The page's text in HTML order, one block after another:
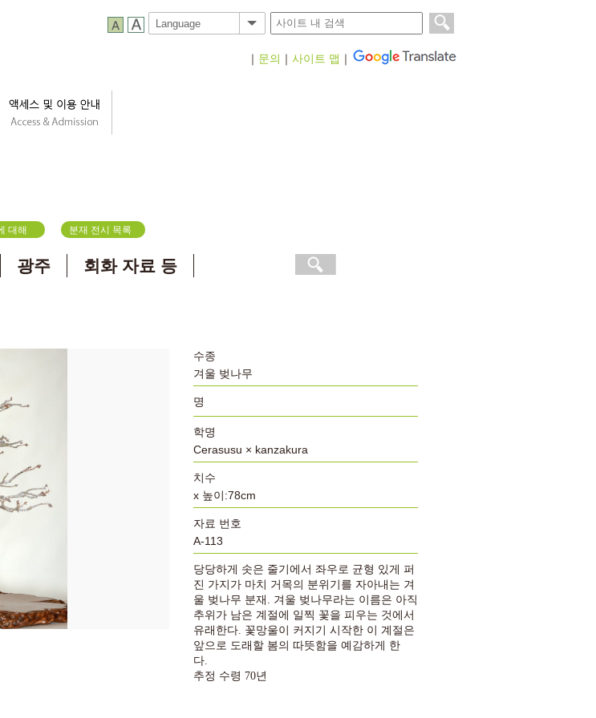
｜ 문의 ｜ 사이트 맵 ｜
대해 분재 전시 목록
광주
회화 자료 등
수종
겨울 벚나무
명
학명
Cerasusu × kanzakura
치수
x 높이:78cm
자료 번호
A-113
당당하게 솟은 줄기에서 좌우로 균형 있게 퍼
진 가지가 마치 거목의 분위기를 자아내는 겨
울 벚나무 분재
겨울 벚나무라는 이름은 아직
추위가 남은 계절에 일찍 꽃을 피우는 것에서
유래한다 꽃망울이 커지기 시작한 이 계절은
앞으로 도래할 봄의 따뜻함을 예감하게 한
다
추정 수령 70년